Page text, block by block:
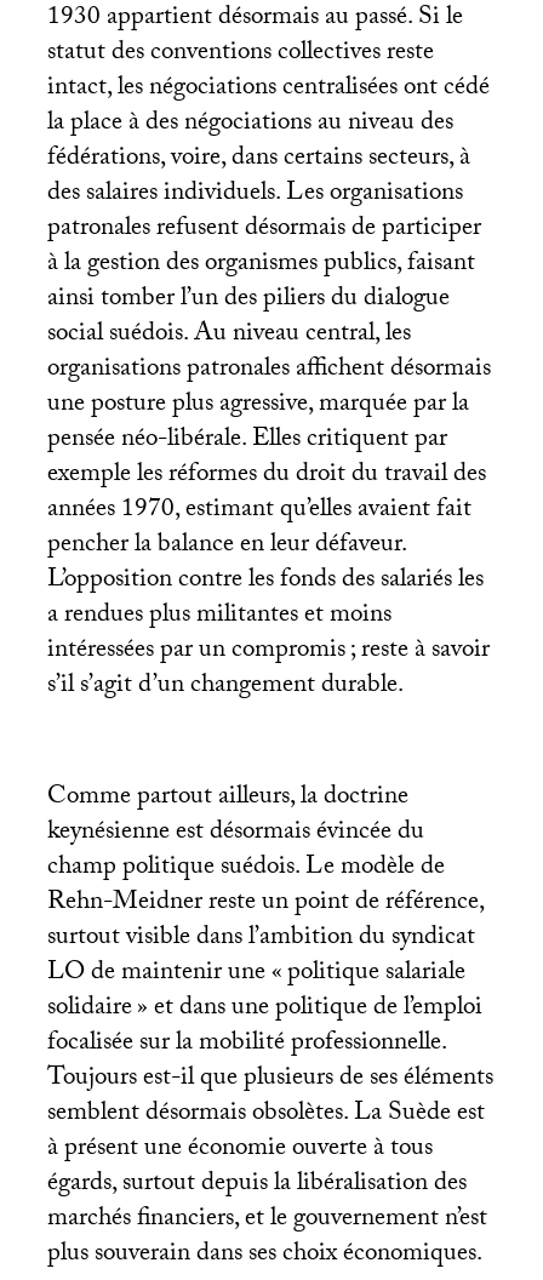
1930 appartient désormais au passé. Si le
statut des conventions collectives reste
intact, les négociations centralisées ont cédé
la place à des négociations au niveau des
fédérations, voire, dans certains secteurs, à
des salaires individuels. Les organisations
patronales refusent désormais de participer
à la gestion des organismes publics, faisant
ainsi tomber l’un des piliers du dialogue
social suédois. Au niveau central, les
organisations patronales affichent désormais
une posture plus agressive, marquée par la
pensée néo-libérale. Elles critiquent par
exemple les réformes du droit du travail des
années 1970, estimant qu’elles avaient fait
pencher la balance en leur défaveur.
L’opposition contre les fonds des salariés les
a rendues plus militantes et moins
intéressées par un compromis; reste à savoir
s’il s’agit d’un changement durable.
Comme partout ailleurs, la doctrine
keynésienne est désormais évincée du
champ politique suédois. Le modèle de
Rehn-Meidner reste un point de référence,
surtout visible dans l’ambition du syndicat
LOde maintenir une «politique salariale
solidaire» et dans une politique de l’emploi
focalisée sur la mobilité professionnelle.
Toujours est-il que plusieurs de ses éléments
semblent désormais obsolètes. La Suède est
à présent une économie ouverte à tous
égards, surtout depuis la libéralisation des
marchés financiers, et le gouvernement n’est
plus souverain dans ses choix économiques.